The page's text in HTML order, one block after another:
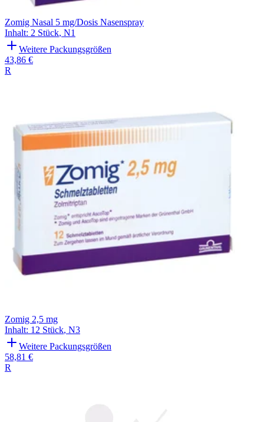
Zomig Nasal 5 mg/Dosis Nasenspray
Inhalt: 2 Stück, N1
Weitere Packungsgrößen
43,86 €
R
Zomig 2,5 mg
Inhalt: 12 Stück, N3
Weitere Packungsgrößen
58,81 €
R